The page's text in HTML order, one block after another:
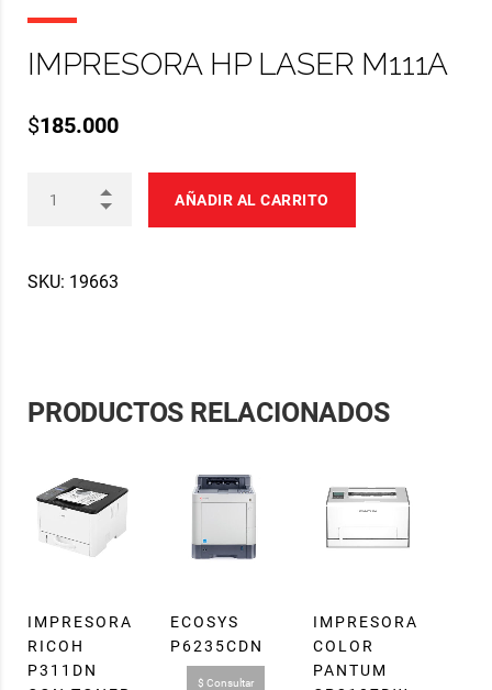
IMPRESORA HP LASER M111A
$185.000
AÑADIR AL CARRITO
SKU: 19663
PRODUCTOS RELACIONADOS
IMPRESORA
RICOH
P311DN
ECOSYS
P6235CDN
$ Consultar
IMPRESORA
COLOR
PANTUM